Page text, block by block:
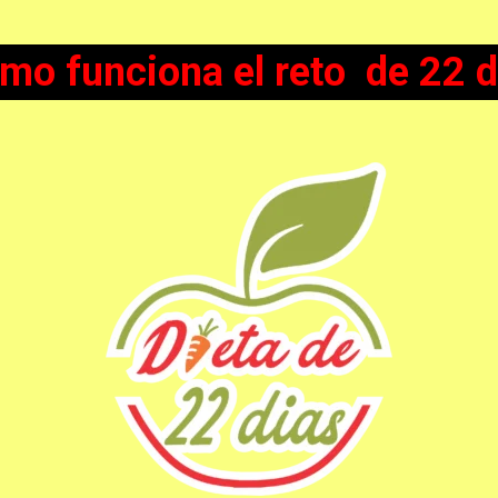
funciona el reto de 22